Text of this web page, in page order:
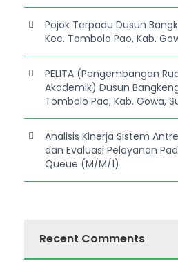
Pojok Terpadu Dusun
Kec. Tombolo Pao, Kab.
PELITA (Pengembangan
Akademik) Dusun
Tombolo Pao, Kab. Gowa,
Analisis Kinerja Sistem
dan Evaluasi Pelayanan
Queue (M/M/1)
Recent Comments